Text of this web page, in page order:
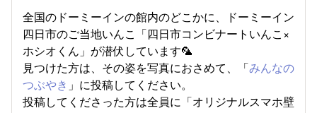
全国のドーミーインの館内のどこかに、ドーミーイン
四日市のご当地いんこ「四日市コンビナートいんこ×
ホシオくん」が潜伏しています🦜
見つけた方は、その姿を写真におさめて、「みんなの
つぶやき 」に投稿してください。
投稿してくださった方は全員に「オリジナルスマホ壁